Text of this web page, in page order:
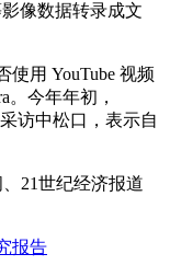
像数据转录成文
用 YouTube 视频
今年年初，
访中松口，表示自
21世纪经济报道
报告